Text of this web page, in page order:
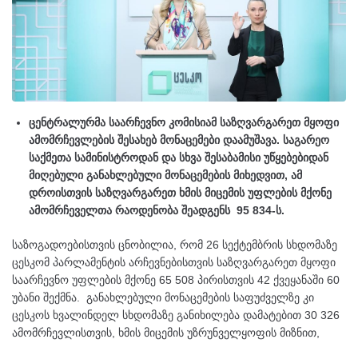
ცენტრალურმა საარჩევნო კომისიამ საზღვარგარეთ მყოფი
ამომრჩევლების შესახებ მონაცემები დაამუშავა. საგარეო
საქმეთა სამინისტროდან და სხვა შესაბამისი უწყებებიდან
მიღებული განახლებული მონაცემების მიხედვით, ამ
დროისთვის საზღვარგარეთ ხმის მიცემის უფლების მქონე
ამომრჩეველთა რაოდენობა შეადგენს 95 834-ს.
საზოგადოებისთვის ცნობილია, რომ 26 სექტემბრის სხდომაზე
ცესკომ პარლამენტის არჩევნებისთვის საზღვარგარეთ მყოფი
საარჩევნო უფლების მქონე 65 508 პირისთვის 42 ქვეყანაში 60
უბანი შექმნა. განახლებული მონაცემების საფუძველზე კი
ცესკოს ხვალინდელ სხდომაზე განიხილება დამატებით 30 326
ამომრჩევლისთვის, ხმის მიცემის უზრუნველყოფის მიზნით,